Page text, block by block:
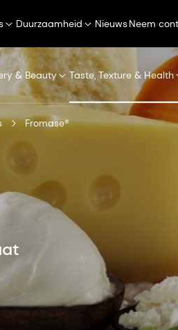
Duurzaamheid NieuwsNeem
& Beauty Taste, Texture & Health
Fromase®